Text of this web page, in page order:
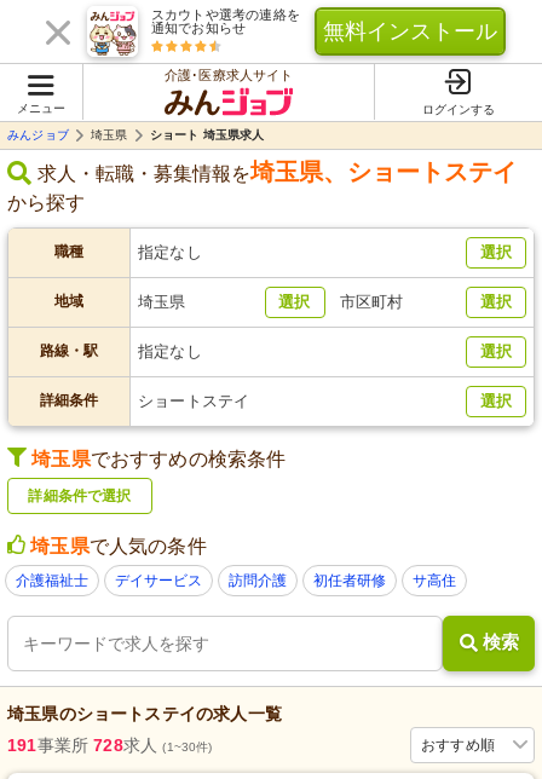
スカウトや選考の連絡を
通知でお知らせ
無料インストール
メニュー
介護･医療求人サイト
ログインする
みんジョブ
埼玉県 ショート 埼玉県求人
求人・転職・募集情報を埼玉県、 ショートステイ
から探す
職種 指定なし 選択
地域 埼玉県 選択 市区町村 選択
路線・駅 指定なし 選択
詳細条件 ショートステイ 選択
埼玉県でおすすめの検索条件
詳細条件で選択
埼玉県で人気の条件
介護福祉士 デイサービス 訪問介護 初任者研修 サ高住
検索
埼玉県のショートステイの求人一覧
おすすめ順
191事業所 728求人(1~30件)